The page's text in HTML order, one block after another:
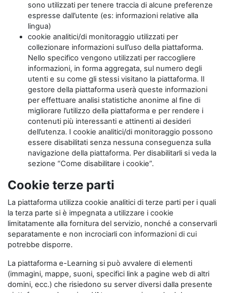
sono utilizzati per tenere traccia di alcune preferenze
espresse dall’utente (es: informazioni relative alla
lingua)
cookie analitici/di monitoraggio utilizzati per
collezionare informazioni sull’uso della piattaforma.
Nello specifico vengono utilizzati per raccogliere
informazioni, in forma aggregata, sul numero degli
utenti e su come gli stessi visitano la piattaforma. Il
gestore della piattaforma userà queste informazioni
per effettuare analisi statistiche anonime al fine di
migliorare l’utilizzo della piattaforma e per rendere i
contenuti più interessanti e attinenti ai desideri
dell’utenza. I cookie analitici/di monitoraggio possono
essere disabilitati senza nessuna conseguenza sulla
navigazione della piattaforma. Per disabilitarli si veda la
sezione “Come disabilitare i cookie”.
Cookie terze parti
La piattaforma utilizza cookie analitici di terze parti per i quali
la terza parte si è impegnata a utilizzare i cookie
limitatamente alla fornitura del servizio, nonché a conservarli
separatamente e non incrociarli con informazioni di cui
potrebbe disporre.
La piattaforma e-Learning si può avvalere di elementi
(immagini, mappe, suoni, specifici link a pagine web di altri
domini, ecc.) che risiedono su server diversi dalla presente